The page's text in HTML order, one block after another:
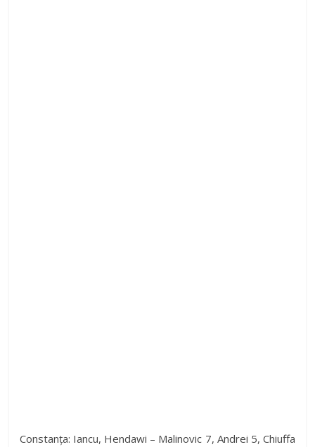
Constanța: Iancu, Hendawi – Malinovic 7, Andrei 5, Chiuffa